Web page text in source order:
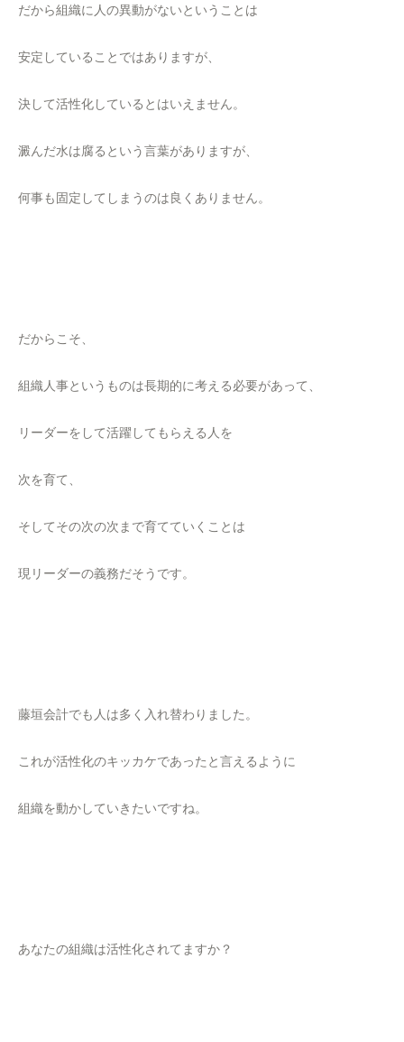
だから組織に人の異動がないということは
安定していることではありますが、
決して活性化しているとはいえません。
澱んだ水は腐るという言葉がありますが、
何事も固定してしまうのは良くありません。
だからこそ、
組織人事というものは長期的に考える必要があって、
リーダーをして活躍してもらえる人を
次を育て、
そしてその次の次まで育てていくことは
現リーダーの義務だそうです。
藤垣会計でも人は多く入れ替わりました。
これが活性化のキッカケであったと言えるように
組織を動かしていきたいですね。
あなたの組織は活性化されてますか？